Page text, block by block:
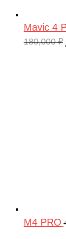
Mavic 4
180,000₽
M4 PRO